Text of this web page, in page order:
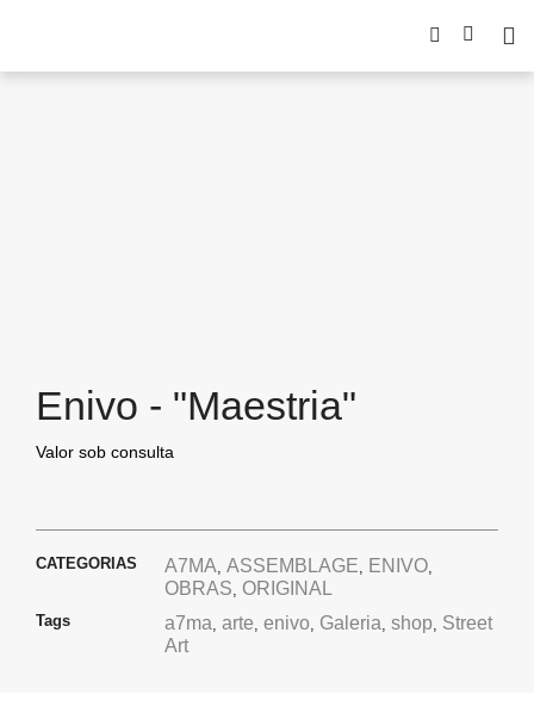
Enivo - "Maestria"
Valor sob consulta
CATEGORIAS A7MA, ASSEMBLAGE, ENIVO,
OBRAS, ORIGINAL
Tags a7ma, arte, enivo, Galeria, shop, Street
Art